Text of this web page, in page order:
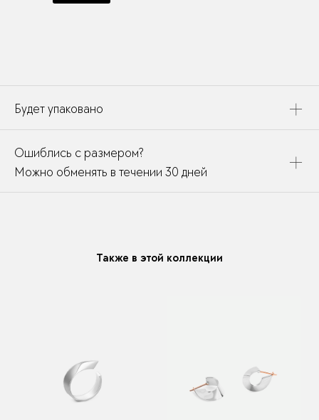
Будет упаковано
дополнено открыткой, паспортом украшения и
собрано в подарочный пакет
Ошиблись с размером?
Можно обменять в течении 30 дней
Также в этой коллекции